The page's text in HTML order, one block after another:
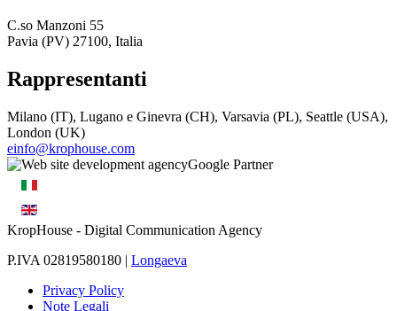
C.so Manzoni 55
Pavia (PV) 27100, Italia
Rappresentanti
Milano (IT), Lugano e Ginevra (CH), Varsavia (PL), Seattle (USA),
London (UK)
einfo@krophouse.com
KropHouse - Digital Communication Agency
P.IVA 02819580180 | Longaeva
Privacy Policy
Note Legali